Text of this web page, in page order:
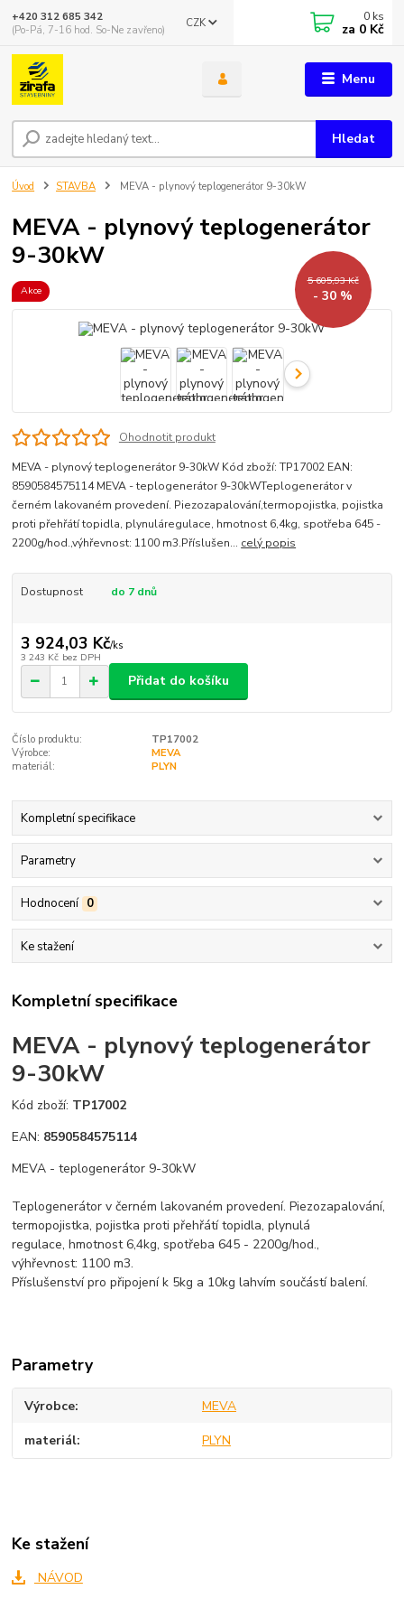
Menu
CZK
Hledat
+420 312 685 342
(Po-Pá, 7-16 hod. So-Ne zavřeno)
0 ks
za 0 Kč
Úvod STAVBA MEVA - plynový teplogenerátor 9-30kW
MEVA - plynový teplogenerátor
9-30kW
Akce
5 605,93 Kč
- 30 %
Ohodnotit produkt
MEVA - plynový teplogenerátor 9-30kW Kód zboží: TP17002 EAN:
8590584575114 MEVA - teplogenerátor 9-30kWTeplogenerátor v
černém lakovaném provedení. Piezozapalování,termopojistka, pojistka
proti přehřátí topidla, plynuláregulace, hmotnost 6,4kg, spotřeba 645 -
2200g/hod.,výhřevnost: 1100 m3.Příslušen... celý popis
Dostupnost do 7 dnů
3 924,03 Kč/ks
3 243 Kč bez DPH
Přidat do košíku
Číslo produktu:
TP17002
Výrobce:
MEVA
materiál:
PLYN
Kompletní specifikace
Parametry
Hodnocení 0
Ke stažení
Kompletní specifikace
MEVA - plynový teplogenerátor
9-30kW
Kód zboží: TP17002
EAN: 8590584575114
MEVA - teplogenerátor 9-30kW
Teplogenerátor v černém lakovaném provedení. Piezozapalování,
termopojistka, pojistka proti přehřátí topidla, plynulá
regulace, hmotnost 6,4kg, spotřeba 645 - 2200g/hod.,
výhřevnost: 1100 m3.
Příslušenství pro připojení k 5kg a 10kg lahvím součástí balení.
Parametry
Výrobce MEVA
materiál PLYN
Ke stažení
NÁVOD